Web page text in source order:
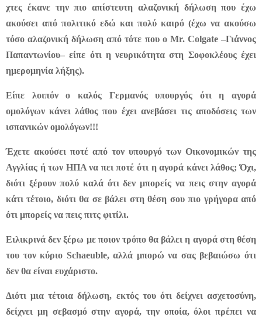
χτες έκανε την πιο απίστευτη αλαζονική δήλωση που έχω
ακούσει από πολιτικό εδώ και πολύ καιρό (έχω να ακούσω
τόσο αλαζονική δήλωση από τότε που ο Mr. Colgate –Γιάννος
Παπαντωνίου– είπε ότι η νευρικότητα στη Σοφοκλέους έχει
ημερομηνία λήξης).
Είπε λοιπόν ο καλός Γερμανός υπουργός ότι η αγορά
ομολόγων κάνει λάθος που έχει ανεβάσει τις αποδόσεις των
ισπανικών ομολόγων!!!
Έχετε ακούσει ποτέ από τον υπουργό των Οικονομικών της
Αγγλίας ή των ΗΠΑ να πει ποτέ ότι η αγορά κάνει λάθος; Όχι,
διότι ξέρουν πολύ καλά ότι δεν μπορείς να πεις στην αγορά
κάτι τέτοιο, διότι θα σε βάλει στη θέση σου πιο γρήγορα από
ότι μπορείς να πεις πιτς φιτίλι.
Ειλικρινά δεν ξέρω με ποιον τρόπο θα βάλει η αγορά στη θέση
του τον κύριο Schaeuble, αλλά μπορώ να σας βεβαιώσω ότι
δεν θα είναι ευχάριστο.
Διότι μια τέτοια δήλωση, εκτός του ότι δείχνει ασχετοσύνη,
δείχνει μη σεβασμό στην αγορά, την οποία, όλοι πρέπει να